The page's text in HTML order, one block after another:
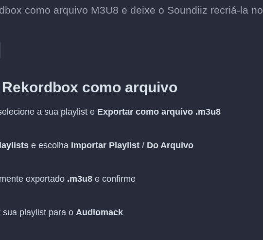
como arquivo M3U8 e deixe o Soundiiz recriá-la no
como arquivo
a sua playlist e Exportar como arquivo .m3u8
e escolha Importar Playlist / Do Arquivo
exportado .m3u8 e confirme
playlist para o Audiomack